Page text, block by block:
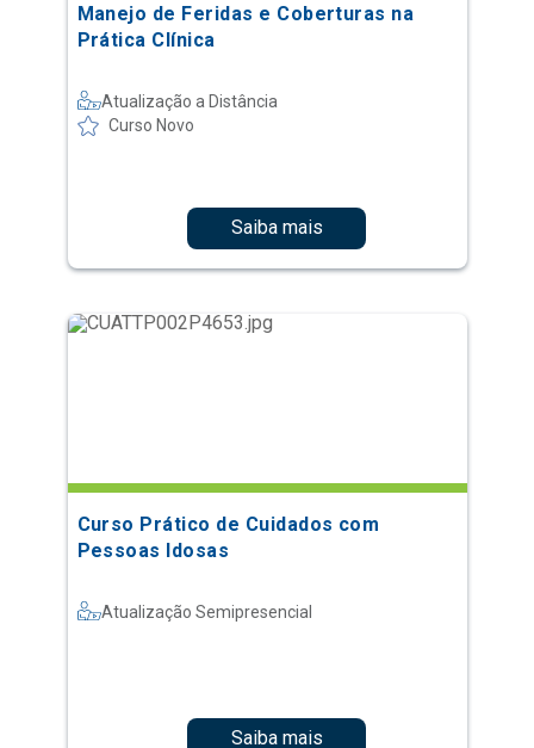
Manejo de Feridas e Coberturas na
Prática Clínica
Atualização a Distância
Curso Novo
Saiba mais
Curso Prático de Cuidados com
Pessoas Idosas
Atualização Semipresencial
Saiba mais